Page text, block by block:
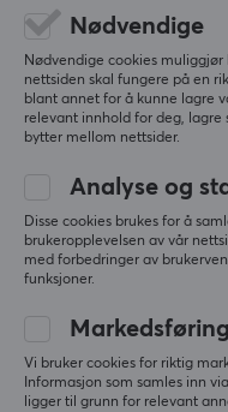
SKRIV
Alle anmeldelser
Eemeli T
Level 13
Veldig "poppy"
lyd ut av boksen,
smøring ikke kan
Nødvendige
Nødvendige cookies
nettsiden skal fungere på en
blant annet for å kunne lagre
relevant innhold for deg, lagre
bytter mellom nettsider.
Analyse og
Disse cookies brukes for å
brukeropplevelsen av vår
med forbedringer av
funksjoner.
Markedsføring
Vi bruker cookies for riktig
Informasjon som samles inn
ligger til grunn for relevant